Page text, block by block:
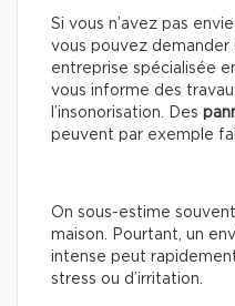
Si vous n’avez pas
vous pouvez demander
entreprise spécialisée
vous informe des
l’insonorisation. Des
peuvent par exemple
On sous-estime
maison. Pourtant, un
intense peut
stress ou d’irritation.